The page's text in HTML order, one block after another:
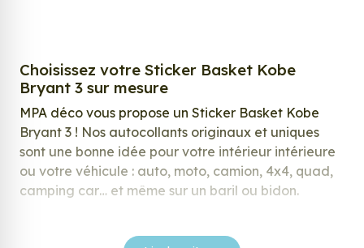
Choisissez votre Sticker Basket Kobe
Bryant 3 sur mesure
MPA déco vous propose un Sticker Basket Kobe
Bryant 3 ! Nos autocollants originaux et uniques
sont une bonne idée pour votre intérieur intérieure
ou votre véhicule : auto, moto, camion, 4x4, quad,
camping car… et même sur un baril ou bidon.